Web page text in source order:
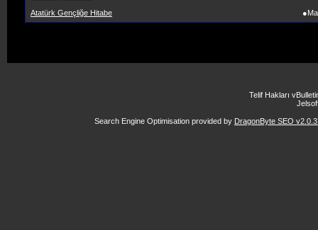
Atatürk Gençliğe Hitabe
Telif Hakları
Search Engine Optimisation provided by DragonByte SEO